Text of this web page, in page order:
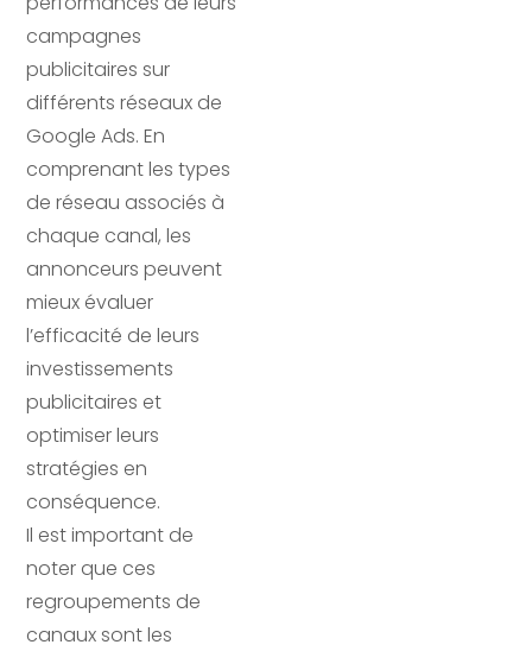
campagnes
publicitaires sur
différents réseaux de
Google Ads. En
comprenant les types
de réseau associés à
chaque canal, les
annonceurs peuvent
mieux évaluer
l’efficacité de leurs
investissements
publicitaires et
optimiser leurs
stratégies en
conséquence.
Il est important de
noter que ces
regroupements de
canaux sont les